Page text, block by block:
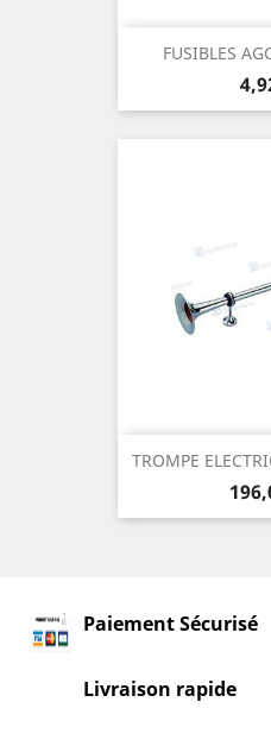
FUSIBLES
TROMPE
Prix
Paiement Sécurisé
Livraison rapide